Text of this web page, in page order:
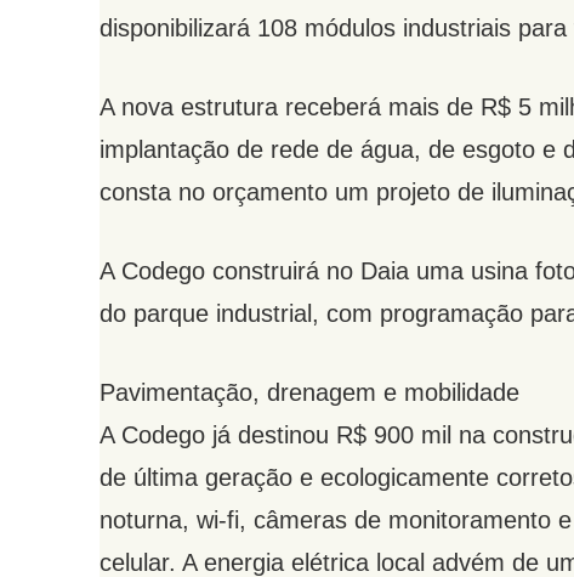
disponibilizará 108 módulos industriais
A nova estrutura receberá mais de R$ 5
implantação de rede de água, de esgoto e
consta no orçamento um projeto de
A Codego construirá no Daia uma usina
do parque industrial, com programação
Pavimentação, drenagem e mobilidade
A Codego já destinou R$ 900 mil na
de última geração e ecologicamente
noturna, wi-fi, câmeras de monitoramento
celular. A energia elétrica local advém de